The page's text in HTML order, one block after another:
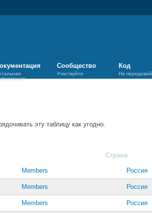
Сообщество
Участвуйте
Код
На передовой
эту таблицу как угодно.
Страна
Members Россия
Members Россия
Members Россия